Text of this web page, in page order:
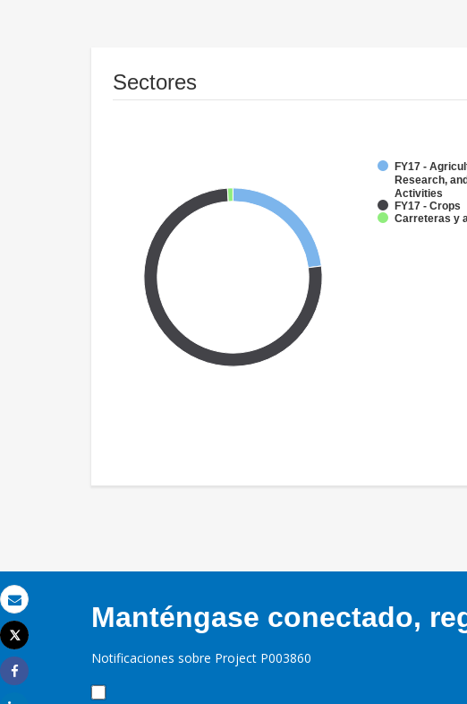
Correo electrónico
Imprimir
Tweet
Share
Sectores
FY17 -
Research,
Activities
FY17 - Crops
Carreteras y
Manténgase conectado,
Notificaciones sobre Project P003860